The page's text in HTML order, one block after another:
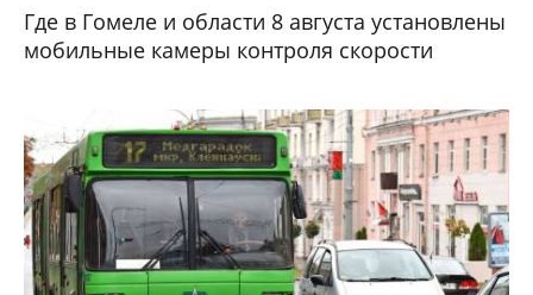
Где в Гомеле и области 8 августа установлены
мобильные камеры контроля скорости